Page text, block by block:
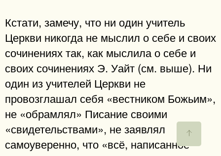
Кстати, замечу, что ни один учитель
Церкви никогда не мыслил о себе и своих
сочинениях так, как мыслила о себе и
своих сочинениях Э. Уайт (см. выше). Ни
один из учителей Церкви не
провозглашал себя «вестником Божьим»,
не «обрамлял» Писание своими
«свидетельствами», не заявлял
самоуверенно, что «всё, написанное